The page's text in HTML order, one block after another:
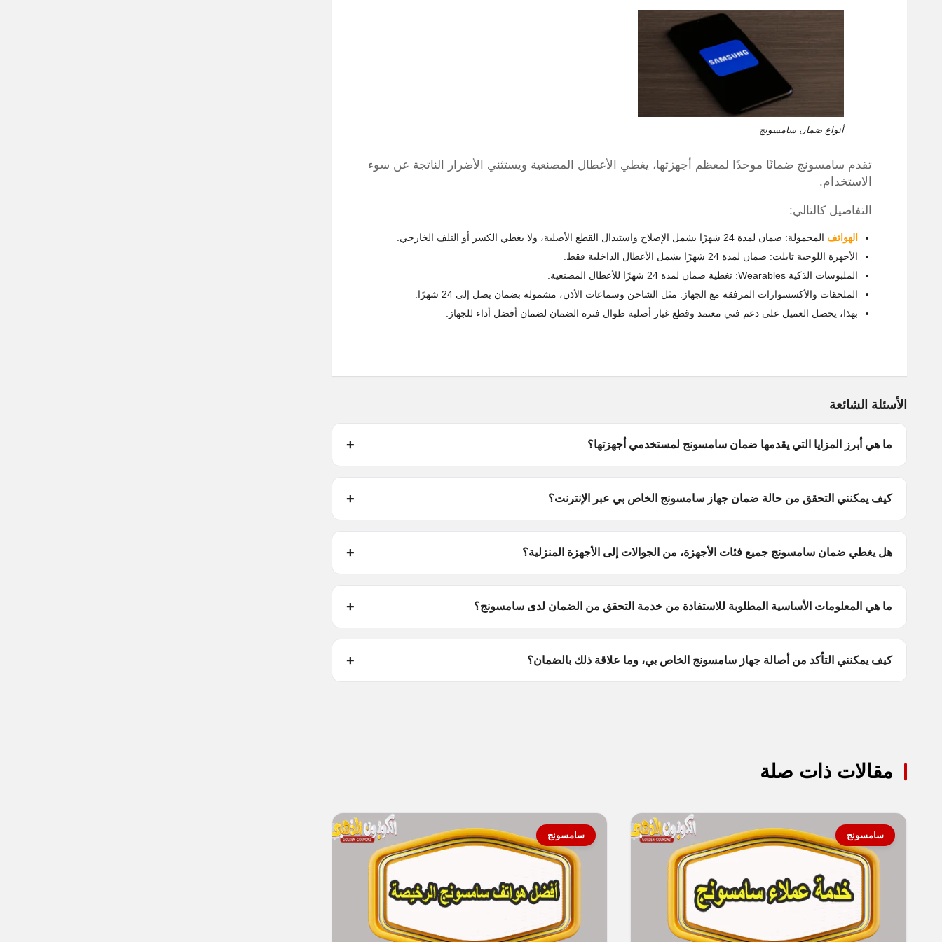
أنواع ضمان سامسونج
تقدم سامسونج ضمانًا موحدًا لمعظم أجهزتها، يغطي الأعطال المصنعية ويستثني الأضرار الناتجة عن سوء
الاستخدام.
التفاصيل كالتالي:
الهواتف المحمولة: ضمان لمدة 24 شهرًا يشمل الإصلاح واستبدال القطع الأصلية، ولا يغطي الكسر أو التلف الخارجي.
الأجهزة اللوحية تابلت: ضمان لمدة 24 شهرًا يشمل الأعطال الداخلية فقط.
الملبوسات الذكية Wearables: تغطية ضمان لمدة 24 شهرًا للأعطال المصنعية.
الملحقات والأكسسوارات المرفقة مع الجهاز: مثل الشاحن وسماعات الأذن، مشمولة بضمان يصل إلى 24 شهرًا.
بهذا، يحصل العميل على دعم فني معتمد وقطع غيار أصلية طوال فترة الضمان لضمان أفضل أداء للجهاز.
الأسئلة الشائعة
ما هي أبرز المزايا التي يقدمها ضمان سامسونج لمستخدمي أجهزتها؟
كيف يمكنني التحقق من حالة ضمان جهاز سامسونج الخاص بي عبر الإنترنت؟
هل يغطي ضمان سامسونج جميع فئات الأجهزة، من الجوالات إلى الأجهزة المنزلية؟
ما هي المعلومات الأساسية المطلوبة للاستفادة من خدمة التحقق من الضمان لدى سامسونج؟
كيف يمكنني التأكد من أصالة جهاز سامسونج الخاص بي، وما علاقة ذلك بالضمان؟
مقالات ذات صلة
سامسونج سامسونج